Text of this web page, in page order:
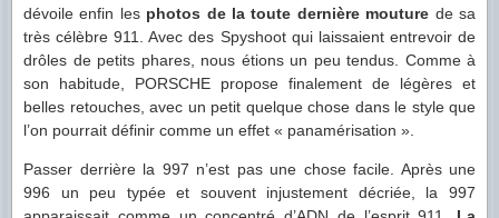
dévoile enfin les photos de la toute dernière mouture de sa
très célèbre 911. Avec des Spyshoot qui laissaient entrevoir de
drôles de petits phares, nous étions un peu tendus. Comme à
son habitude, PORSCHE propose finalement de légères et
belles retouches, avec un petit quelque chose dans le style que
l’on pourrait définir comme un effet « panamérisation ».
Passer derrière la 997 n’est pas une chose facile. Après une
996 un peu typée et souvent injustement décriée, la 997